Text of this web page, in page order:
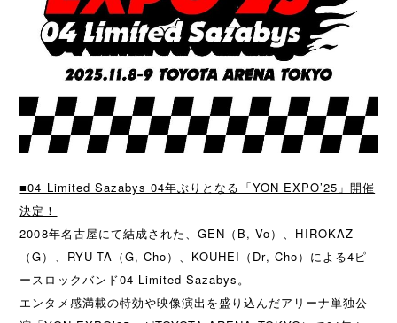
■04 Limited Sazabys 04年ぶりとなる「YON EXPO’25」開催
決定！
2008年名古屋にて結成された、GEN（B, Vo）、HIROKAZ
（G）、RYU-TA（G, Cho）、KOUHEI（Dr, Cho）による4ピ
ースロックバンド04 Limited Sazabys。
エンタメ感満載の特効や映像演出を盛り込んだアリーナ単独公